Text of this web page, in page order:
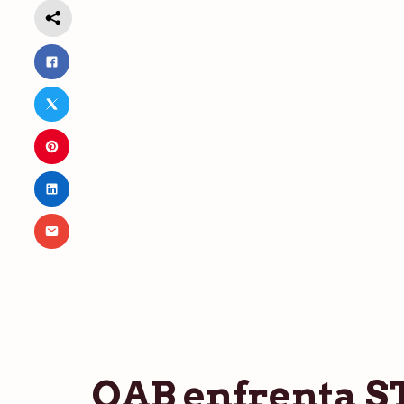
OAB enfrenta